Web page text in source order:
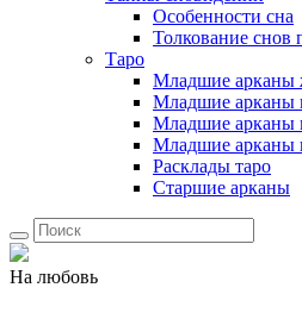
Особенности сна
Толкование снов
Таро
Младшие арканы
Младшие арканы
Младшие арканы
Младшие арканы
Расклады таро
Старшие арканы
На любовь